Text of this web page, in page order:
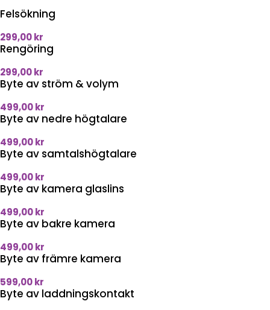
Felsökning
299,00kr
Rengöring
299,00kr
Byte av ström & volym
499,00kr
Byte av nedre högtalare
499,00kr
Byte av samtalshögtalare
499,00kr
Byte av kamera glaslins
499,00kr
Byte av bakre kamera
499,00kr
Byte av främre kamera
599,00kr
Byte av laddningskontakt